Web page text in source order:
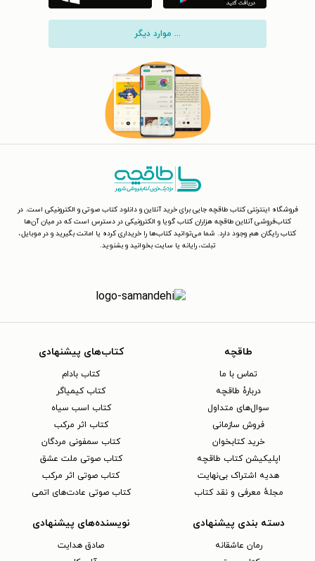
... موارد دیگر
فروشگاه اینترنتی کتاب طاقچه جایی برای خرید آنلاین و دانلود کتاب صوتی و الکترونیکی است. در
کتاب‌فروشی آنلاین طاقچه هزاران کتاب گویا و الکترونیکی در دسترس است که در میان آن‌ها
کتاب رایگان هم وجود دارد. شما می‌توانید کتاب‌ها را خریداری کرده یا امانت بگیرید و در موبایل،
تبلت، رایانه یا سایت بخوانید و بشنوید.
طاقچه
تماس با ما
دربارهٔ طاقچه
سوال‌های متداول
فروش سازمانی
خرید کتابخوان
اپلیکیشن کتاب طاقچه
هدیه اشتراک بی‌نهایت
مجلهٔ معرفی و نقد کتاب
کتاب‌های پیشنهادی
کتاب بادام
کتاب کیمیاگر
کتاب اسب سیاه
کتاب اثر مرکب
کتاب سمفونی مردگان
کتاب صوتی ملت عشق
کتاب صوتی اثر مرکب
کتاب صوتی عادت‌های اتمی
دسته بندی پیشنهادی
رمان عاشقانه
نویسنده‌های پیشنهادی
صادق هدایت